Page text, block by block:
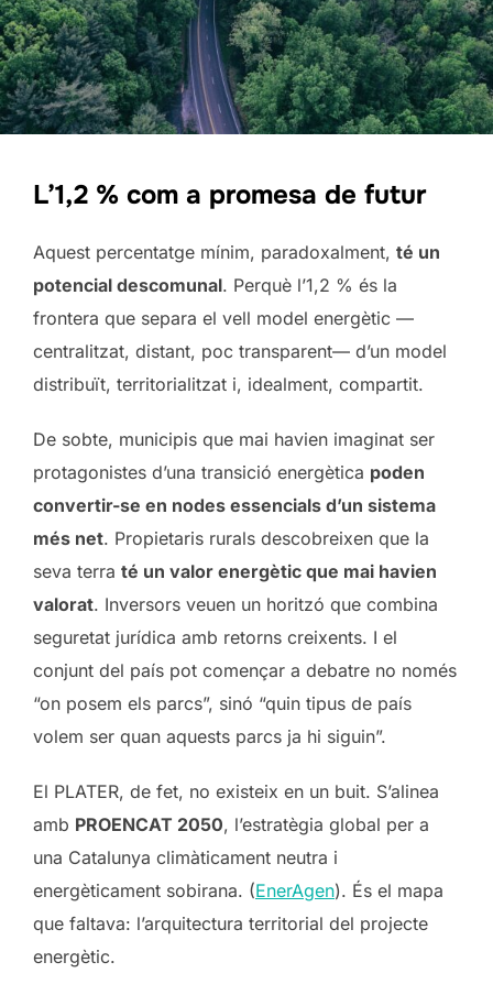
L’1,2 % com a promesa de futur
Aquest percentatge mínim, paradoxalment, té un
potencial descomunal. Perquè l’1,2 % és la
frontera que separa el vell model energètic —
centralitzat, distant, poc transparent— d’un model
distribuït, territorialitzat i, idealment, compartit.
De sobte, municipis que mai havien imaginat ser
protagonistes d’una transició energètica poden
convertir-se en nodes essencials d’un sistema
més net. Propietaris rurals descobreixen que la
seva terra té un valor energètic que mai havien
valorat. Inversors veuen un horitzó que combina
seguretat jurídica amb retorns creixents. I el
conjunt del país pot començar a debatre no només
“on posem els parcs”, sinó “quin tipus de país
volem ser quan aquests parcs ja hi siguin”.
El PLATER, de fet, no existeix en un buit. S’alinea
amb PROENCAT 2050, l’estratègia global per a
una Catalunya climàticament neutra i
energèticament sobirana. (EnerAgen). És el mapa
que faltava: l’arquitectura territorial del projecte
energètic.